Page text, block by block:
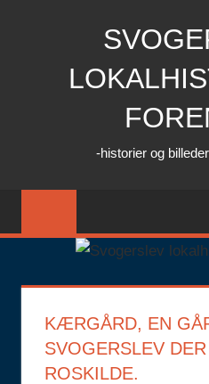
-historier og
KÆRGÅRD, EN
SVOGERSLEV
ROSKILDE.